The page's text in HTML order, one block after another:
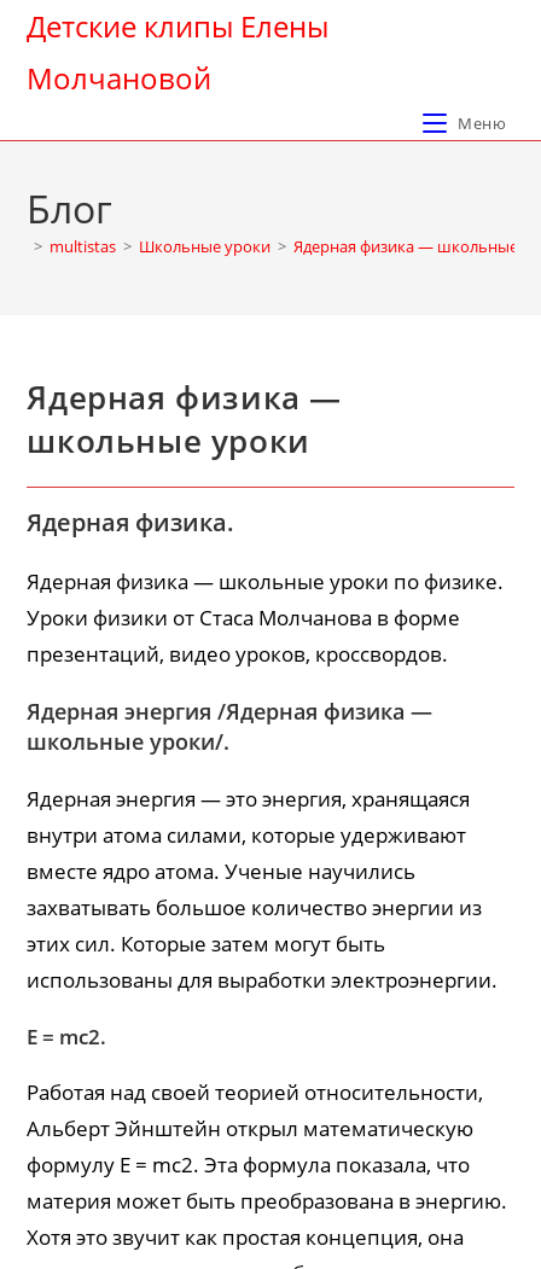
Перейти
содержимому
Детские клипы Елены
Молчановой
Меню
Блог
> multistas > Школьные уроки > Ядерная физика — школьные
Ядерная физика —
школьные уроки
Ядерная физика.
Ядерная физика — школьные уроки по физике.
Уроки физики от Стаса Молчанова в форме
презентаций, видео уроков, кроссвордов.
Ядерная энергия /Ядерная физика —
школьные уроки/.
Ядерная энергия — это энергия, хранящаяся
внутри атома силами, которые удерживают
вместе ядро атома. Ученые научились
захватывать большое количество энергии из
этих сил. Которые затем могут быть
использованы для выработки электроэнергии.
E = mc2.
Работая над своей теорией относительности,
Альберт Эйнштейн открыл математическую
формулу E = mc2. Эта формула показала, что
материя может быть преобразована в энергию.
Хотя это звучит как простая концепция, она